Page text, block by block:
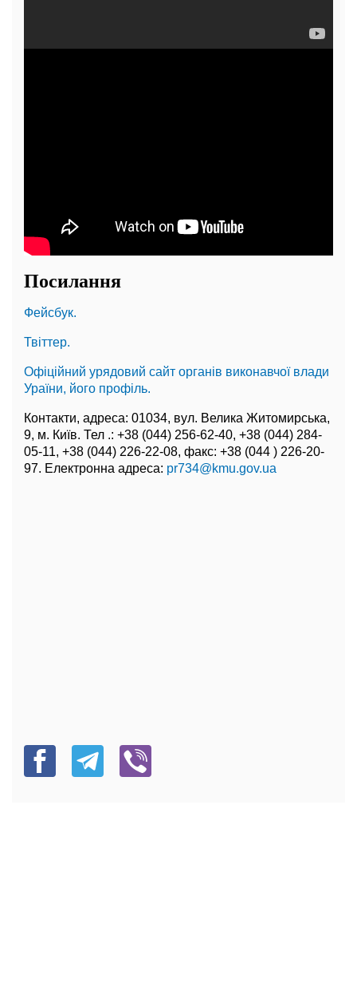
Посилання
Фейсбук.
Твіттер.
Офіційний урядовий сайт органів виконавчої влади
Ураїни, його профіль.
Контакти, адреса: 01034, вул. Велика Житомирська,
9, м. Київ. Тел .: +38 (044) 256-62-40, +38 (044) 284-
05-11, +38 (044) 226-22-08, факс: +38 (044 ) 226-20-
97. Електронна адреса: pr734@kmu.gov.ua